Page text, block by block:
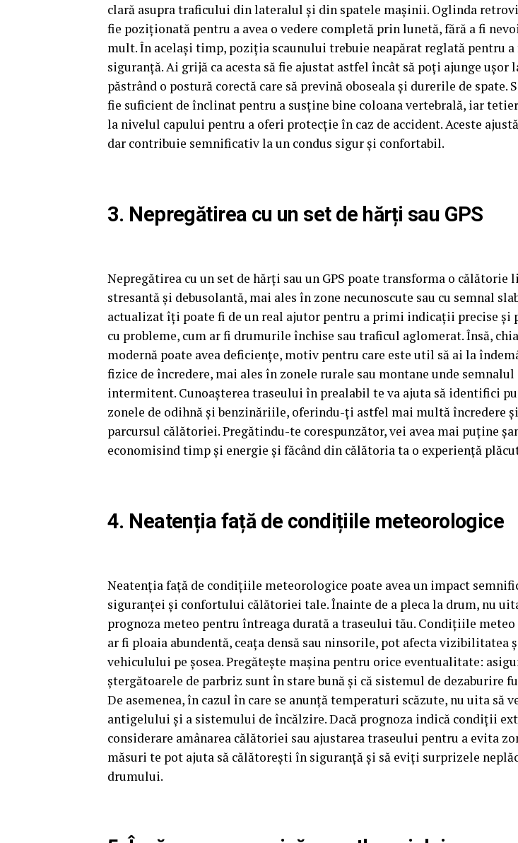
clară asupra traficului din lateralul și din spatele mașinii. Oglinda
fie poziționată pentru a avea o vedere completă prin lunetă, fără a fi
mult. În același timp, poziția scaunului trebuie neapărat reglată pentru
siguranță. Ai grijă ca acesta să fie ajustat astfel încât să poți ajunge ușor
păstrând o postură corectă care să prevină oboseala și durerile de spate.
fie suficient de înclinat pentru a susține bine coloana vertebrală, iar
la nivelul capului pentru a oferi protecție în caz de accident. Aceste
dar contribuie semnificativ la un condus sigur și confortabil.
3. Nepregătirea cu un set de hărți sau GPS
Nepregătirea cu un set de hărți sau un GPS poate transforma o
stresantă și debusolantă, mai ales în zone necunoscute sau cu semnal
actualizat îți poate fi de un real ajutor pentru a primi indicații precise și
cu probleme, cum ar fi drumurile închise sau traficul aglomerat. Însă,
modernă poate avea deficiențe, motiv pentru care este util să ai la
fizice de încredere, mai ales în zonele rurale sau montane unde semnalul
intermitent. Cunoașterea traseului în prealabil te va ajuta să identifici
zonele de odihnă și benzinăriile, oferindu-ți astfel mai multă încredere
parcursul călătoriei. Pregătindu-te corespunzător, vei avea mai puține
economisind timp și energie și făcând din călătoria ta o experiență
4. Neatenția față de condițiile meteorologice
Neatenția față de condițiile meteorologice poate avea un impact
siguranței și confortului călătoriei tale. Înainte de a pleca la drum, nu
prognoza meteo pentru întreaga durată a traseului tău. Condițiile
ar fi ploaia abundentă, ceața densă sau ninsorile, pot afecta vizibilitatea
vehiculului pe șosea. Pregătește mașina pentru orice eventualitate:
ștergătoarele de parbriz sunt în stare bună și că sistemul de dezaburire
De asemenea, în cazul în care se anunță temperaturi scăzute, nu uita să
antigelului și a sistemului de încălzire. Dacă prognoza indică condiții
considerare amânarea călătoriei sau ajustarea traseului pentru a evita
măsuri te pot ajuta să călătorești în siguranță și să eviți surprizele
drumului.